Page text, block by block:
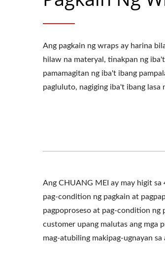
Ang pagkain ng wraps ay harina
hilaw na materyal, tinakpan ng
pamamagitan ng iba't ibang
pagluluto, nagiging iba't ibang lasa
Ang CHUANG MEI ay may higit sa
pag-condition ng pagkain at
pagpoproseso at pag-condition ng
customer upang malutas ang mga
mag-atubiling makipag-ugnayan sa